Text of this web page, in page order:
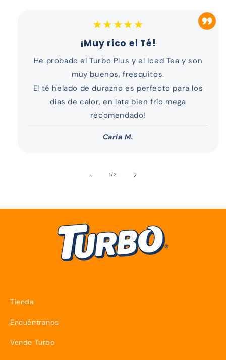
★★★★★
¡Muy rico el Té!
He probado el Turbo Plus y el Iced Tea y son
muy buenos, fresquitos.
El té helado de durazno es perfecto para los
días de calor, en lata bien frío mega
recomendado!
Carla M.
1/de
3
Tienda
Encuéntranos
Vende Turbo